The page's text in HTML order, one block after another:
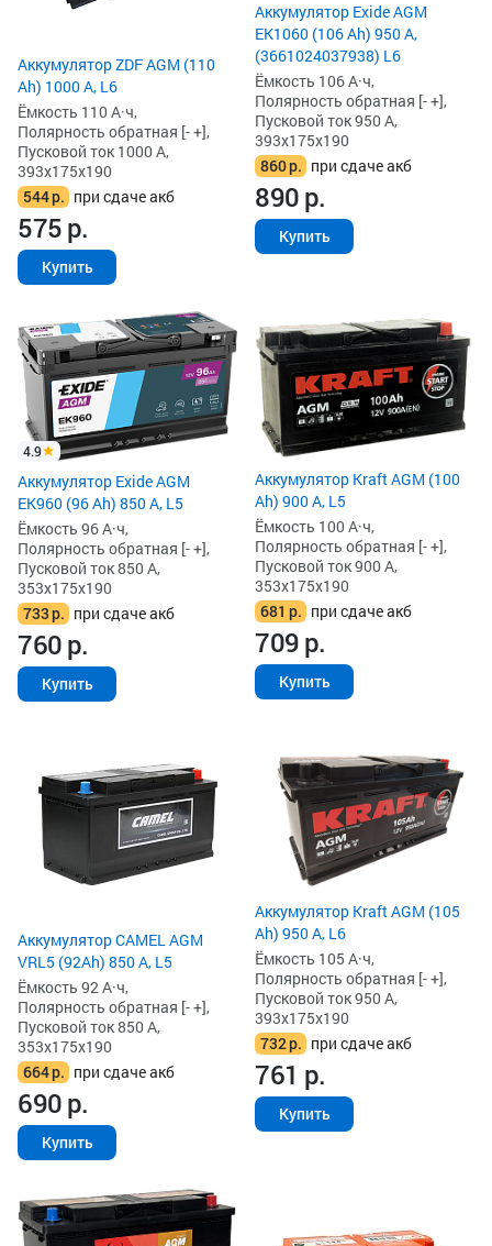
Аккумулятор ZDF AGM (110
Ah) 1000 А, L6
Ёмкость 110 А·ч,
Полярность обратная [- +],
Пусковой ток 1000 А,
393x175x190
544р. при сдаче акб
575р.
Купить
Аккумулятор Exide AGM
EK1060 (106 Ah) 950 А,
(3661024037938) L6
Ёмкость 106 А·ч,
Полярность обратная [- +],
Пусковой ток 950 А,
393x175x190
860р. при сдаче акб
890р.
Купить
4.9
Аккумулятор Exide AGM
EK960 (96 Ah) 850 А, L5
Ёмкость 96 А·ч,
Полярность обратная [- +],
Пусковой ток 850 А,
353x175x190
733р. при сдаче акб
760р.
Купить
Аккумулятор Kraft AGM (100
Ah) 900 А, L5
Ёмкость 100 А·ч,
Полярность обратная [- +],
Пусковой ток 900 А,
353x175x190
681 р. при сдаче акб
709р.
Купить
Аккумулятор CAMEL AGM
VRL5 (92Ah) 850 А, L5
Ёмкость 92 А·ч,
Полярность обратная [- +],
Пусковой ток 850 А,
353x175x190
664р. при сдаче акб
690р.
Купить
Аккумулятор Kraft AGM (105
Ah) 950 А, L6
Ёмкость 105 А·ч,
Полярность обратная [- +],
Пусковой ток 950 А,
393x175x190
732р. при сдаче акб
761 р.
Купить